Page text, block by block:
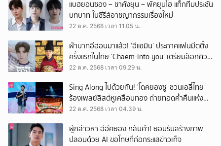
แบฮยอนซอง – ชาคังยุน – พัคยุนโฮ แท็กทีมประชัน
บทบาท ในซีรีส์อาชญากรรมเรื่องใหม่
22 ต.ค. 2568 เวลา 11.05 น.
ฝ่าบาทอีฮอนมาแล้ว! ‘อีแชมิน’ ประกาศแฟนมีตติ้ง
ครั้งแรกในไทย ‘Chaem-into you’ เตรียมล็อกคิว
ให้พร้อม 6 ธ.ค.นี้
22 ต.ค. 2568 เวลา 09.29 น.
Sing Along ไปด้วยกัน! 'โดคยองซู' ชวนเอลี่ไทย
ร้องเพลย์ลิสต์หูเคลือบทอง ถ่ายทอดค่ำคืนแห่ง
ความสุขใน DO it! in BANGKOK
22 ต.ค. 2568 เวลา 04.39 น.
ผู้กล่าวหา อีอีคยอง กลับคำ! ยอมรับสร้างภาพ
ปลอมด้วย AI ขอโทษที่ก่อกระแสข่าวเท็จ